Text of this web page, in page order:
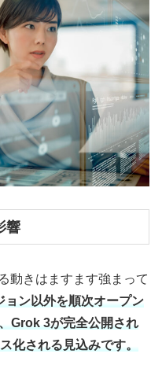
響
動きはますます強まって
ン以外を順次オープン
Grok 3が完全公開され
化される見込みです。